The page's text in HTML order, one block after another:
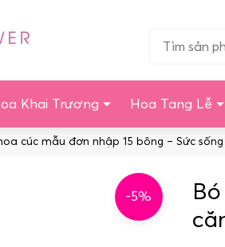
Tìm…
Khai Trương Hoa Tang Lễ
cúc mẫu đơn nhập 15 bông – Sức
-5%